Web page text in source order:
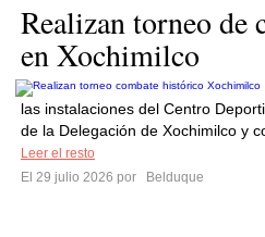
Realizan torneo de
en Xochimilco
las instalaciones del Centro
de la Delegación de Xochimilco y
Leer el resto
El 29 julio 2026 por
Belduque